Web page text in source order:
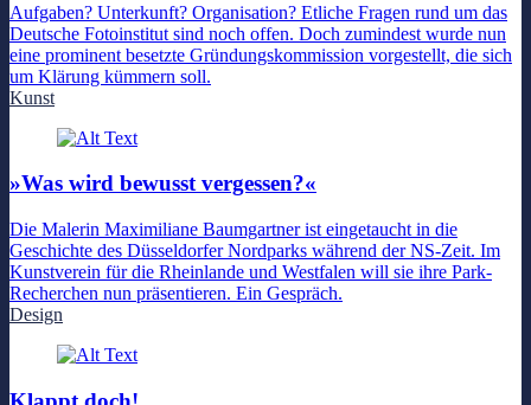
Aufgaben? Unterkunft? Organisation? Etliche Fragen rund um das
Deutsche Fotoinstitut sind noch offen. Doch zumindest wurde nun
eine prominent besetzte Gründungskommission vorgestellt, die sich
um Klärung kümmern soll.
Kunst
»Was wird bewusst vergessen?«
Die Malerin Maximiliane Baumgartner ist eingetaucht in die
Geschichte des Düsseldorfer Nordparks während der NS-Zeit. Im
Kunstverein für die Rheinlande und Westfalen will sie ihre Park-
Recherchen nun präsentieren. Ein Gespräch.
Design